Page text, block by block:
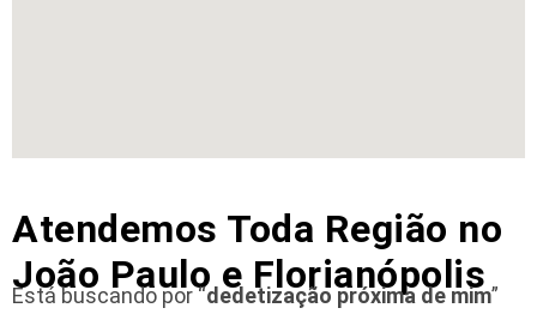
Atendemos Toda Região no
João Paulo e Florianópolis
Está buscando por “dedetização próxima de mim”